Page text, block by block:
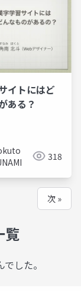
イトにはど
ある？
318
次 »
覧
した。